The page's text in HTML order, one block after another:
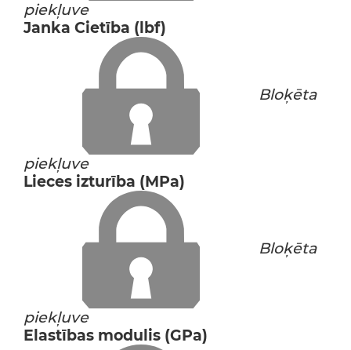
piekļuve
Janka Cietība (lbf)
Bloķēta
piekļuve
Lieces izturība (MPa)
Bloķēta
piekļuve
Elastības modulis (GPa)